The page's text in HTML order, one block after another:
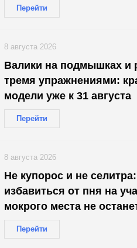
Перейти
Валики на подмышках и
тремя упражнениями:
модели уже к 31 августа
Перейти
8 августа 2026
Не купорос и не
избавиться от пня на
мокрого места не
Перейти
8 августа 2026